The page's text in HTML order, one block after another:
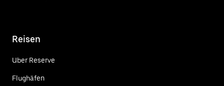
Reisen
Uber Reserve
Flughäfen